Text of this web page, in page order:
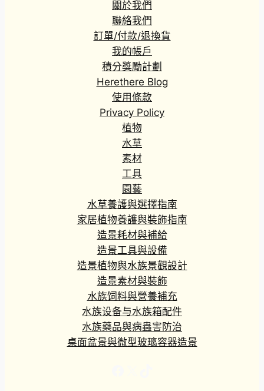
關於我們
聯絡我們
訂單/付款/退換貨
我的帳戶
積分獎勵計劃
Herethere Blog
使用條款
Privacy Policy
植物
水草
素材
工具
園藝
水草養護與選擇指南
家居植物養護與裝飾指南
造景耗材與補給
造景工具與設備
造景植物與水族景觀設計
造景素材與裝飾
水族饲料與營養補充
水族设备与水族箱配件
水族藥品與病蟲害防治
桌面盆景與微型玻璃容器造景